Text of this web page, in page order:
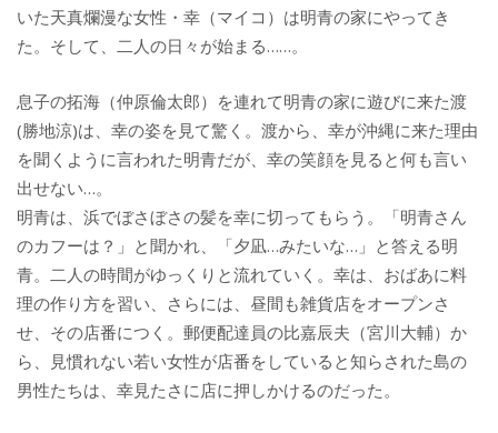
いた天真爛漫な女性・幸（マイコ）は明青の家にやってき
た。そして、二人の日々が始まる……。
息子の拓海（仲原倫太郎）を連れて明青の家に遊びに来た渡
(勝地涼)は、幸の姿を見て驚く。渡から、幸が沖縄に来た理由
を聞くように言われた明青だが、幸の笑顔を見ると何も言い
出せない…。
明青は、浜でぼさぼさの髪を幸に切ってもらう。「明青さん
のカフーは？」と聞かれ、「夕凪…みたいな…」と答える明
青。二人の時間がゆっくりと流れていく。幸は、おばあに料
理の作り方を習い、さらには、昼間も雑貨店をオープンさ
せ、その店番につく。郵便配達員の比嘉辰夫（宮川大輔）か
ら、見慣れない若い女性が店番をしていると知らされた島の
男性たちは、幸見たさに店に押しかけるのだった。